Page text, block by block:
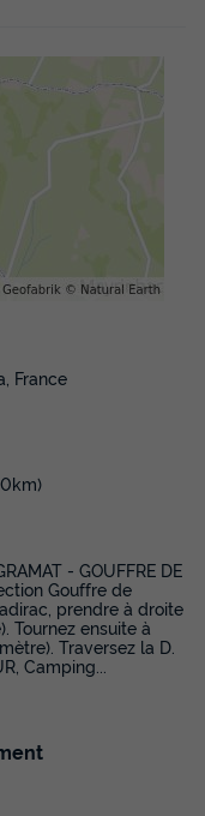
€ d'économie
2
autorisés *
3
France
- GOUFFRE DE
Gouffre de
prendre à droite
Tournez ensuite à
Traversez la D.
Camping